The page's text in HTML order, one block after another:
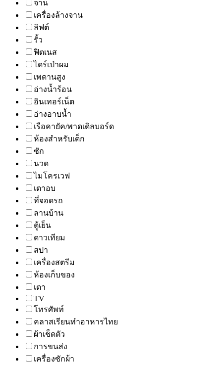
จาน
เครื่องล้างจาน
ลิฟต์
รั้ว
ฟิตเนส
ไดร์เป่าผม
เพดานสูง
อ่างน้ำร้อน
อินเทอร์เน็ต
อ่างอาบน้ำ
เรือคายัค/พาดเดิลบอร์ด
ห้องสำหรับเด็ก
ซัก
นวด
ไมโครเวฟ
เตาอบ
ที่จอดรถ
ลานบ้าน
ตู้เย็น
ดาวเทียม
สปา
เครื่องสตรีม
ห้องเก็บของ
เตา
TV
โทรศัพท์
คลาสเรียนทำอาหารไทย
ผ้าเช็ดตัว
การขนส่ง
เครื่องซักผ้า